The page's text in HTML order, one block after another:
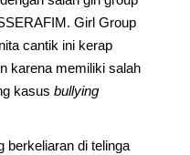
Girl Group
cantik ini kerap
karena memiliki salah
kasus bullying
berkeliaran di telinga